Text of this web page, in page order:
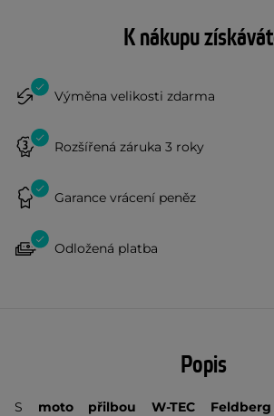
K nákupu
Výměna velikosti zdarma
Rozšířená záruka 3 roky
Garance vrácení peněz
Odložená platba
Popis
S moto přilbou W-TEC